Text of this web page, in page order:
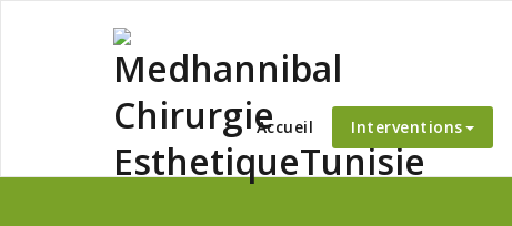
Accueil Interventions